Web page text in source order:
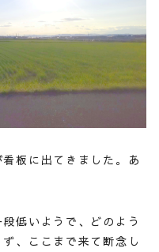
板に出てきました。あ
低いようで、どのよう
、ここまで来て断念し